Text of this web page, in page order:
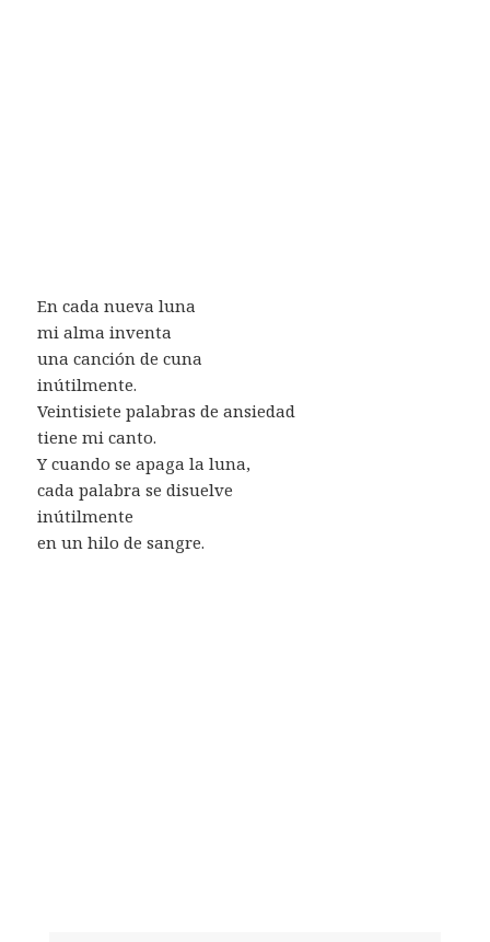
En cada nueva luna
mi alma inventa
una canción de cuna
inútilmente.
Veintisiete palabras de ansiedad
tiene mi canto.
Y cuando se apaga la luna,
cada palabra se disuelve
inútilmente
en un hilo de sangre.